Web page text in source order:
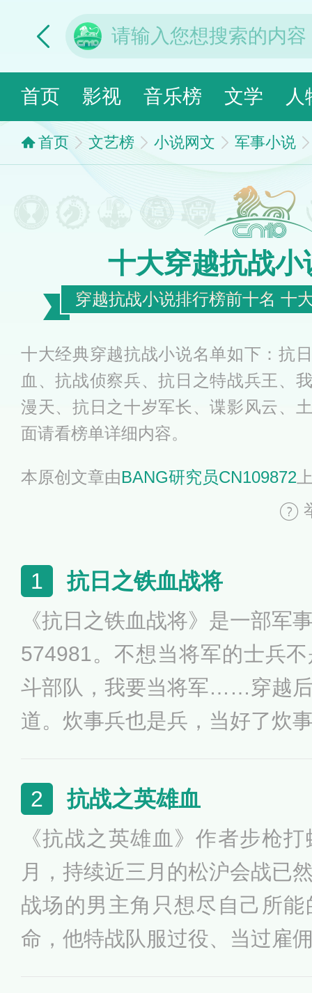
首页 影视 音乐榜 文学 人
首页 文艺榜 小说网文 军事小说
十大穿越抗战小
穿越抗战小说排行榜前十名 十
十大经典穿越抗战小说名单如下：抗
血、抗战侦察兵、抗日之特战兵王、
漫天、抗日之十岁军长、谍影风云、
面请看榜单详细内容。
本原创文章由BANG研究员CN109872
1 抗日之铁血战将
《抗日之铁血战将》是一部军
574981。不想当将军的士兵
斗部队，我要当将军……穿越
道。炊事兵也是兵，当好了炊
后，李浩就开始了自己从炊事
2 抗战之英雄血
《抗战之英雄血》作者步枪
月，持续近三月的松沪会战已
战场的男主角只想尽自己所
命，他特战队服过役、当过雇